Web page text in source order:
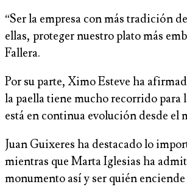
“Ser la empresa con más tradición
ellas, proteger nuestro plato más
Fallera.
Por su parte, Ximo Esteve ha
la paella tiene mucho recorrido para
está en continua evolución desde el
Juan Guixeres ha destacado lo
mientras que Marta Iglesias ha
monumento así y ser quién